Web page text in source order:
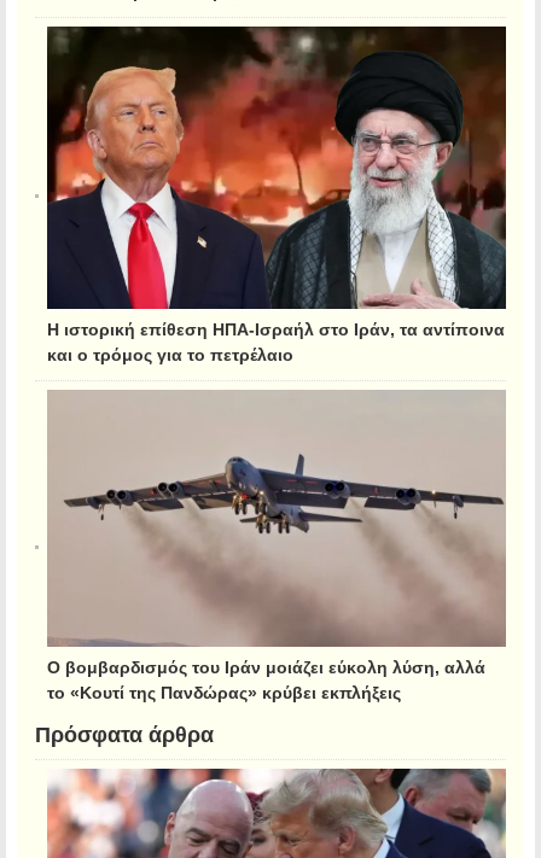
Η ιστορική επίθεση ΗΠΑ-Ισραήλ στο Ιράν, τα αντίποινα
και ο τρόμος για το πετρέλαιο
Ο βομβαρδισμός του Ιράν μοιάζει εύκολη λύση, αλλά
το «Κουτί της Πανδώρας» κρύβει εκπλήξεις
Πρόσφατα άρθρα